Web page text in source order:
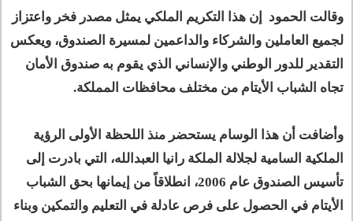
وقالت الحمود إن هذا التكريم الملكي يمثل مصدر فخر واعتزاز
لجميع العاملين والشركاء والداعمين لمسيرة الصندوق، ويعكس
التقدير للدور الوطني والإنساني الذي يقوم به صندوق الأمان
تجاه الشباب الأيتام من مختلف محافظات المملكة.
وأضافت أن هذا الوسام يستحضر منذ اللحظة الأولى الرؤية
الملكية السامية لجلالة الملكة رانيا العبدالله، التي بادرت إلى
تأسيس الصندوق عام 2006، انطلاقاً من إيمانها بحق الشباب
الأيتام في الحصول على فرص عادلة في التعليم والتمكين وبناء